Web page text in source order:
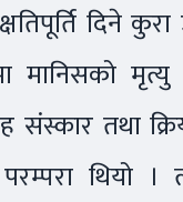
दिने
मानिसको
संस्कार तथा
थियो ।